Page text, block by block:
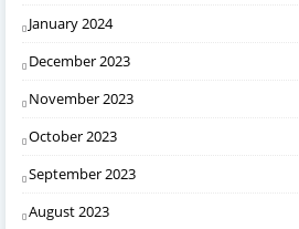
January 2024
December 2023
November 2023
October 2023
September 2023
August 2023